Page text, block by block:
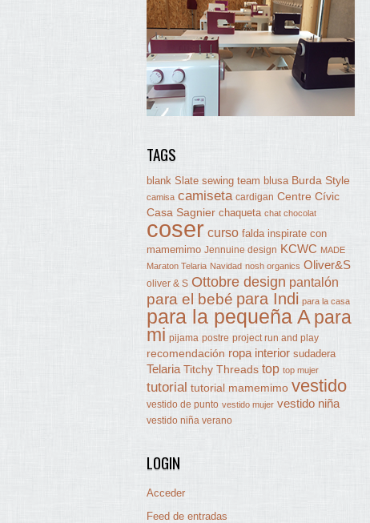
TAGS
blank Slate sewing team blusa Burda Style
camisa camiseta cardigan Centre Cívic
Casa Sagnier chaqueta chat chocolat
coser curso falda inspirate con
mamemimo Jennuine design KCWC MADE
Maraton Telaria Navidad nosh organics Oliver&S
oliver & S Ottobre design pantalón
para el bebé para Indi para la casa
para la pequeña A para
mi pijama postre project run and play
recomendación ropa interior sudadera
Telaria Titchy Threads top top mujer
tutorial tutorial mamemimo vestido
vestido de punto vestido mujer vestido niña
vestido niña verano
LOGIN
Acceder
Feed de entradas